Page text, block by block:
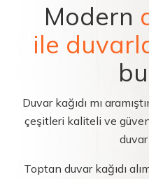
Modern
ile
Duvar kağıdı mı
çeşitleri kaliteli ve
duvar
Toptan duvar kağıdı